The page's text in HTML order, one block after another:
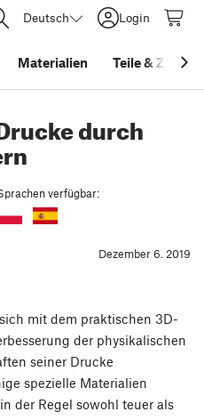
Deutsch Login
Materialien Teile&
durch
verfügbar:
Dezember 6. 2019
mit dem praktischen 3D-
der physikalischen
seiner Drucke
spezielle Materialien
der Regel sowohl teuer als